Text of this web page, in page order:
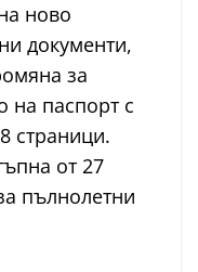
ново
документи,
за
на паспорт с
страници.
от 27
пълнолетни